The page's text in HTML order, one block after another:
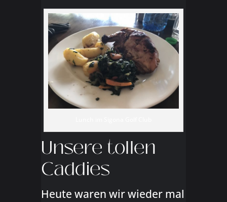
Unsere tollen
Caddies
Heute waren wir wieder mal